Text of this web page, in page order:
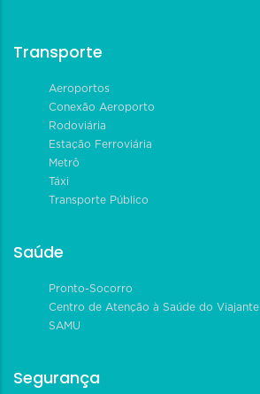
Transporte
Aeroportos
Conexão Aeroporto
Rodoviária
Estação Ferroviária
Metrô
Táxi
Transporte Público
Saúde
Pronto-Socorro
Centro de Atenção à Saúde do Viajante
SAMU
Segurança